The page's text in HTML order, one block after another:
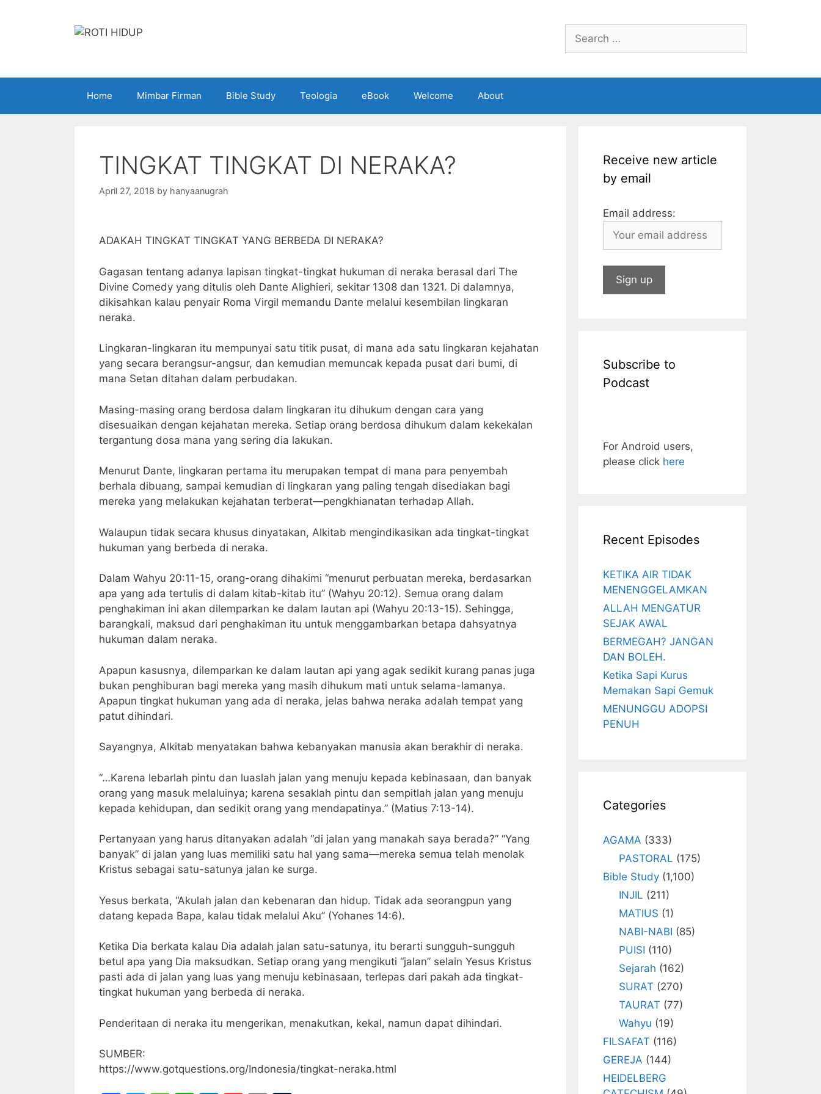
Search
for:
Home Mimbar Firman Bible Study Teologia eBook Welcome About
TINGKAT TINGKAT DI NERAKA?
April 27, 2018 by hanyaanugrah
ADAKAH TINGKAT TINGKAT YANG BERBEDA DI NERAKA?
Gagasan tentang adanya lapisan tingkat-tingkat hukuman di neraka berasal dari The
Divine Comedy yang ditulis oleh Dante Alighieri, sekitar 1308 dan 1321. Di dalamnya,
dikisahkan kalau penyair Roma Virgil memandu Dante melalui kesembilan lingkaran
neraka.
Lingkaran-lingkaran itu mempunyai satu titik pusat, di mana ada satu lingkaran kejahatan
yang secara berangsur-angsur, dan kemudian memuncak kepada pusat dari bumi, di
mana Setan ditahan dalam perbudakan.
Masing-masing orang berdosa dalam lingkaran itu dihukum dengan cara yang
disesuaikan dengan kejahatan mereka. Setiap orang berdosa dihukum dalam kekekalan
tergantung dosa mana yang sering dia lakukan.
Menurut Dante, lingkaran pertama itu merupakan tempat di mana para penyembah
berhala dibuang, sampai kemudian di lingkaran yang paling tengah disediakan bagi
mereka yang melakukan kejahatan terberat—pengkhianatan terhadap Allah.
Walaupun tidak secara khusus dinyatakan, Alkitab mengindikasikan ada tingkat-tingkat
hukuman yang berbeda di neraka.
Dalam Wahyu 20:11-15, orang-orang dihakimi “menurut perbuatan mereka, berdasarkan
apa yang ada tertulis di dalam kitab-kitab itu” (Wahyu 20:12). Semua orang dalam
penghakiman ini akan dilemparkan ke dalam lautan api (Wahyu 20:13-15). Sehingga,
barangkali, maksud dari penghakiman itu untuk menggambarkan betapa dahsyatnya
hukuman dalam neraka.
Apapun kasusnya, dilemparkan ke dalam lautan api yang agak sedikit kurang panas juga
bukan penghiburan bagi mereka yang masih dihukum mati untuk selama-lamanya.
Apapun tingkat hukuman yang ada di neraka, jelas bahwa neraka adalah tempat yang
patut dihindari.
Sayangnya, Alkitab menyatakan bahwa kebanyakan manusia akan berakhir di neraka.
“…Karena lebarlah pintu dan luaslah jalan yang menuju kepada kebinasaan, dan banyak
orang yang masuk melaluinya; karena sesaklah pintu dan sempitlah jalan yang menuju
kepada kehidupan, dan sedikit orang yang mendapatinya.” (Matius 7:13-14).
Pertanyaan yang harus ditanyakan adalah “di jalan yang manakah saya berada?” “Yang
banyak” di jalan yang luas memiliki satu hal yang sama—mereka semua telah menolak
Kristus sebagai satu-satunya jalan ke surga.
Yesus berkata, “Akulah jalan dan kebenaran dan hidup. Tidak ada seorangpun yang
datang kepada Bapa, kalau tidak melalui Aku” (Yohanes 14:6).
Ketika Dia berkata kalau Dia adalah jalan satu-satunya, itu berarti sungguh-sungguh
betul apa yang Dia maksudkan. Setiap orang yang mengikuti “jalan” selain Yesus Kristus
pasti ada di jalan yang luas yang menuju kebinasaan, terlepas dari pakah ada tingkat-
tingkat hukuman yang berbeda di neraka.
Penderitaan di neraka itu mengerikan, menakutkan, kekal, namun dapat dihindari.
SUMBER:
https://www.gotquestions.org/Indonesia/tingkat-neraka.html
Receive new article
by email
Email address:
Subscribe to
Podcast
For Android users,
please click here
Recent Episodes
KETIKA AIR TIDAK
MENENGGELAMKAN
ALLAH MENGATUR
SEJAK AWAL
BERMEGAH? JANGAN
DAN BOLEH.
Ketika Sapi Kurus
Memakan Sapi Gemuk
MENUNGGU ADOPSI
PENUH
Categories
AGAMA (333)
PASTORAL (175)
Bible Study (1,100)
INJIL (211)
MATIUS (1)
NABI-NABI (85)
PUISI (110)
Sejarah (162)
SURAT (270)
TAURAT (77)
Wahyu (19)
FILSAFAT (116)
GEREJA (144)
HEIDELBERG